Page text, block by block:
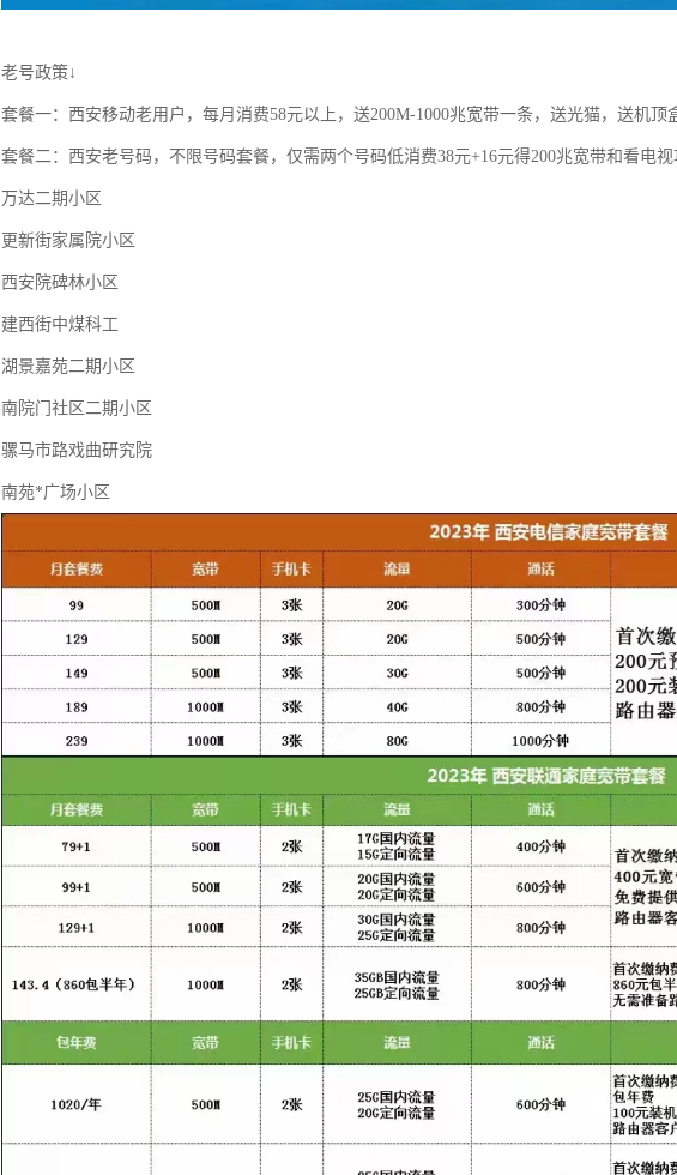
老号政策↓
套餐一：西安移动老用户，每月消费58元以上，送200M-1000兆宽带一条，送光猫，送机顶
套餐二：西安老号码，不限号码套餐，仅需两个号码低消费38元+16元得200兆宽带和看电视
万达二期小区
更新街家属院小区
西安院碑林小区
建西街中煤科工
湖景嘉苑二期小区
南院门社区二期小区
骡马市路戏曲研究院
南苑*广场小区